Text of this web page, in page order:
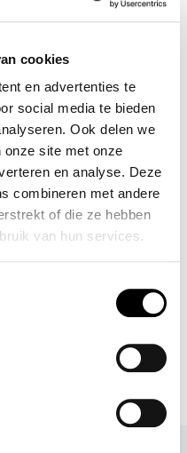
cookies
en advertenties te
social media te bieden
Ook delen we
onze site met onze
en analyse. Deze
combineren met andere
of die ze hebben
van hun services.